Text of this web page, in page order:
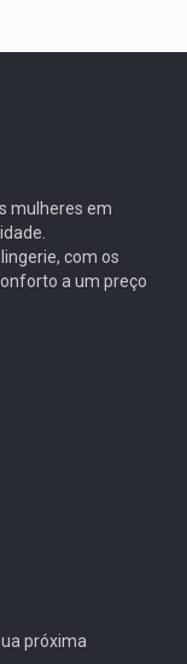
mulheres em
com os
a um preço
próxima